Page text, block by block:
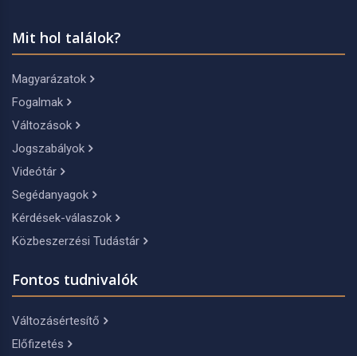
Mit hol találok?
Magyarázatok
Fogalmak
Változások
Jogszabályok
Videótár
Segédanyagok
Kérdések-válaszok
Közbeszerzési Tudástár
Fontos tudnivalók
Változásértesítő
Előfizetés